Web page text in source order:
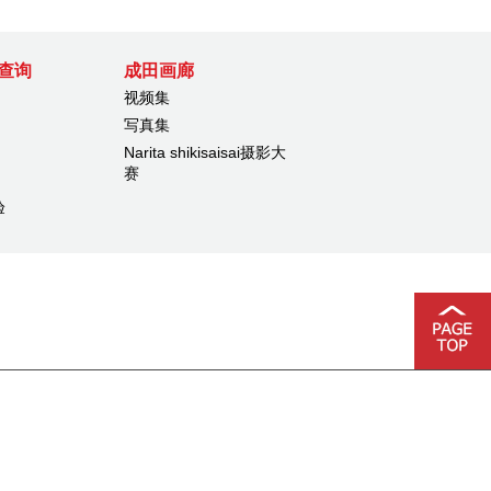
询 成田画廊
视频集
写真集
Narita shikisaisai摄影大
赛